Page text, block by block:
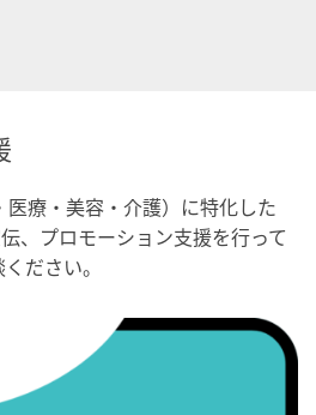
月間
療・美容・介護）に特化した
、プロモーション支援を行って
ださい。